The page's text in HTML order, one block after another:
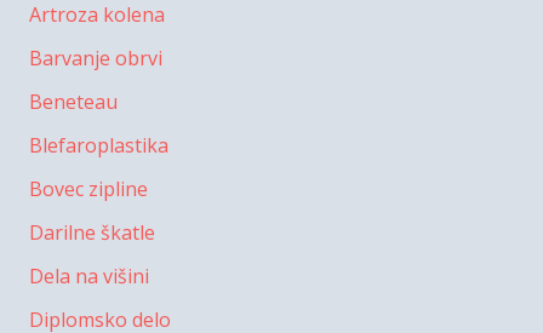
Artroza kolena
Barvanje obrvi
Beneteau
Blefaroplastika
Bovec zipline
Darilne škatle
Dela na višini
Diplomsko delo